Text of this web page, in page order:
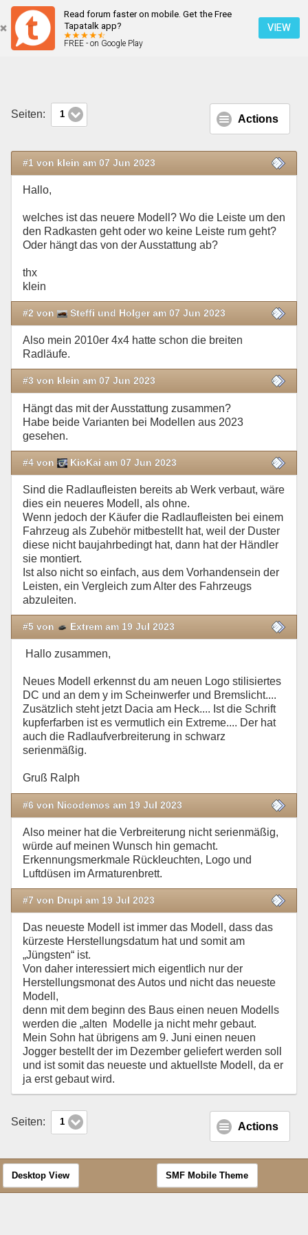
Read forum faster on mobile. Get the Free
Tapatalk app?
FREE - on Google Play
VIEW
Welches ist das neuere Modell
Seiten: 1 Actions
#1 von klein am 07 Jun 2023
Hallo,
welches ist das neuere Modell? Wo die Leiste um den
den Radkasten geht oder wo keine Leiste rum geht?
Oder hängt das von der Ausstattung ab?
thx
klein
#2 von Steffi und Holger am 07 Jun 2023
Also mein 2010er 4x4 hatte schon die breiten
Radläufe.
#3 von klein am 07 Jun 2023
Hängt das mit der Ausstattung zusammen?
Habe beide Varianten bei Modellen aus 2023
gesehen.
#4 von KioKai am 07 Jun 2023
Sind die Radlaufleisten bereits ab Werk verbaut, wäre
dies ein neueres Modell, als ohne.
Wenn jedoch der Käufer die Radlaufleisten bei einem
Fahrzeug als Zubehör mitbestellt hat, weil der Duster
diese nicht baujahrbedingt hat, dann hat der Händler
sie montiert.
Ist also nicht so einfach, aus dem Vorhandensein der
Leisten, ein Vergleich zum Alter des Fahrzeugs
abzuleiten.
#5 von Extrem am 19 Jul 2023
Hallo zusammen,
Neues Modell erkennst du am neuen Logo stilisiertes
DC und an dem y im Scheinwerfer und Bremslicht....
Zusätzlich steht jetzt Dacia am Heck.... Ist die Schrift
kupferfarben ist es vermutlich ein Extreme.... Der hat
auch die Radlaufverbreiterung in schwarz
serienmäßig.
Gruß Ralph
#6 von Nicodemos am 19 Jul 2023
Also meiner hat die Verbreiterung nicht serienmäßig,
würde auf meinen Wunsch hin gemacht.
Erkennungsmerkmale Rückleuchten, Logo und
Luftdüsen im Armaturenbrett.
#7 von Drupi am 19 Jul 2023
Das neueste Modell ist immer das Modell, dass das
kürzeste Herstellungsdatum hat und somit am
„Jüngsten“ ist.
Von daher interessiert mich eigentlich nur der
Herstellungsmonat des Autos und nicht das neueste
Modell,
denn mit dem beginn des Baus einen neuen Modells
werden die „alten Modelle ja nicht mehr gebaut.
Mein Sohn hat übrigens am 9. Juni einen neuen
Jogger bestellt der im Dezember geliefert werden soll
und ist somit das neueste und aktuellste Modell, da er
ja erst gebaut wird.
Seiten: 1 Actions
Desktop View SMF Mobile Theme